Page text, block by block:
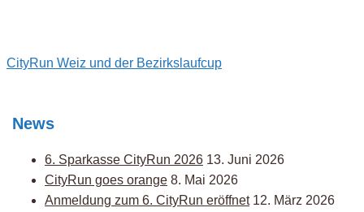
Post
CityRun Weiz und der Bezirkslaufcup
News
6. Sparkasse CityRun 2026 13. Juni 2026
CityRun goes orange 8. Mai 2026
Anmeldung zum 6. CityRun eröffnet 12. März 2026